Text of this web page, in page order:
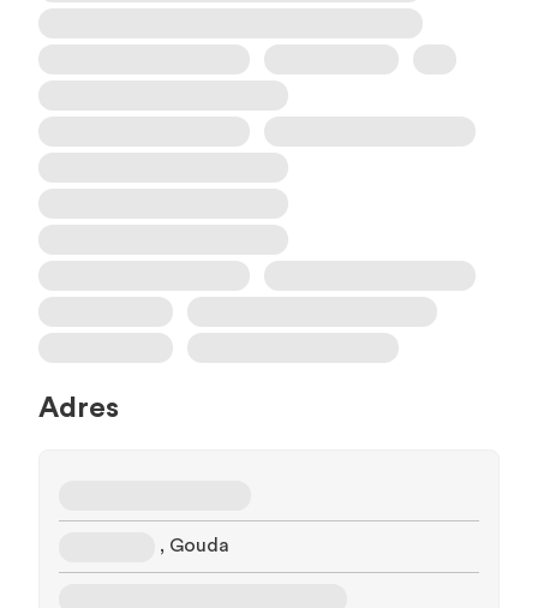
Adres
, Gouda